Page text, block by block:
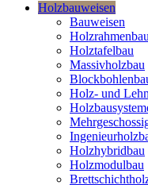
Holzbauweisen
Bauweisen
Holztafelbau
Massivholzbau
Holz- und
Holzhybridbau
Holzmodulbau